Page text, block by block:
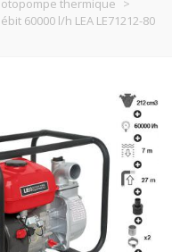
thermique >
60000 l/h LEA LE71212-80